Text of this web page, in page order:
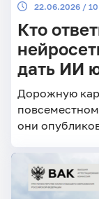
22.06.2026 /
Кто
дать ИИ
Дорожную
они